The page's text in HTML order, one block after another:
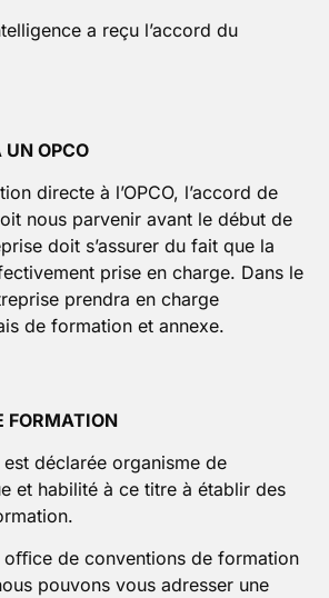
a reçu l’accord du
UN OPCO
directe à l’OPCO, l’accord de
nous parvenir avant le début de
doit s’assurer du fait que la
prise en charge. Dans le
prendra en charge
de formation et annexe.
FORMATION
déclarée organisme de
et habilité à ce titre à établir des
de conventions de formation
pouvons vous adresser une